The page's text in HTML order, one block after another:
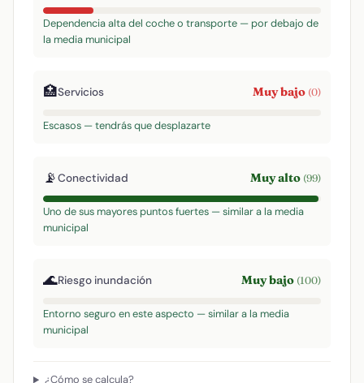
Dependencia alta del coche o transporte — por debajo de
la media municipal
🏥Servicios Muy bajo (0)
Escasos — tendrás que desplazarte
📡Conectividad Muy alto (99)
Uno de sus mayores puntos fuertes — similar a la media
municipal
🌊Riesgo inundación Muy bajo (100)
Entorno seguro en este aspecto — similar a la media
municipal
¿Cómo se calcula?